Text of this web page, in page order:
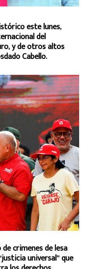
este lunes,
del
y de otros altos
Cabello.
crimenes de lesa
universal” que